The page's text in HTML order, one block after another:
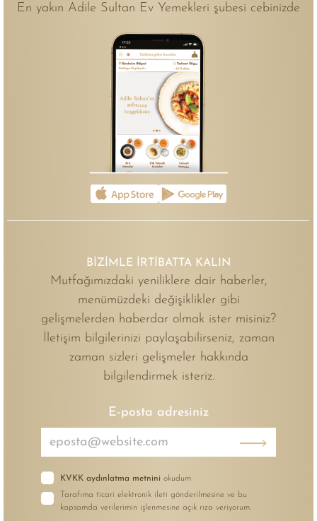
En yakın Adile Sultan Ev Yemekleri şubesi cebinizde
BİZİMLE İRTİBATTA KALIN
Mutfağımızdaki yeniliklere dair haberler,
menümüzdeki değişiklikler gibi
gelişmelerden haberdar olmak ister misiniz?
İletişim bilgilerinizi paylaşabilirseniz, zaman
zaman sizleri gelişmeler hakkında
bilgilendirmek isteriz.
E-posta adresiniz
KVKK aydınlatma metnini okudum
Tarafıma ticari elektronik ileti gönderilmesine ve bu
kapsamda verilerimin işlenmesine açık rıza veriyorum.